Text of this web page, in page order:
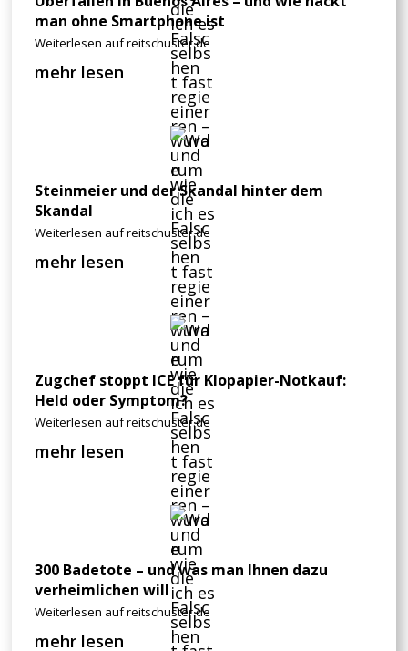
man ohne Smartphone ist
Weiterlesen auf reitschuster.de
mehr lesen
Steinmeier und der Skandal hinter dem
Skandal
Weiterlesen auf reitschuster.de
mehr lesen
Zugchef stoppt ICE für Klopapier-Notkauf:
Held oder Symptom?
Weiterlesen auf reitschuster.de
mehr lesen
300 Badetote – und was man Ihnen dazu
verheimlichen will
Weiterlesen auf reitschuster.de
mehr lesen